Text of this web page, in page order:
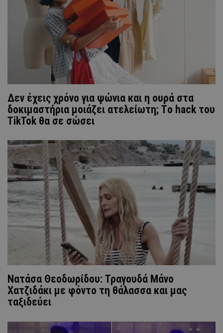
Δεν έχεις χρόνο για ψώνια και η ουρά στα
δοκιμαστήρια μοιάζει ατελείωτη; Tο hack του
TikTok θα σε σώσει
Νατάσα Θεοδωρίδου: Τραγουδά Μάνο
Χατζιδάκι με φόντο τη θάλασσα και μας
ταξιδεύει